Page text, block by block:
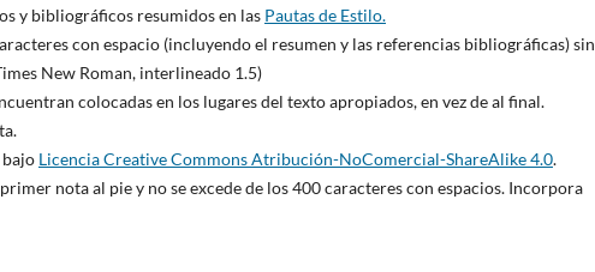
y bibliográficos resumidos en las Pautas de Estilo.
con espacio (incluyendo el resumen y las referencias bibliográficas) sin
New Roman, interlineado 1.5)
colocadas en los lugares del texto apropiados, en vez de al final.
Licencia Creative Commons Atribución-NoComercial-ShareAlike 4.0.
nota al pie y no se excede de los 400 caracteres con espacios. Incorpora